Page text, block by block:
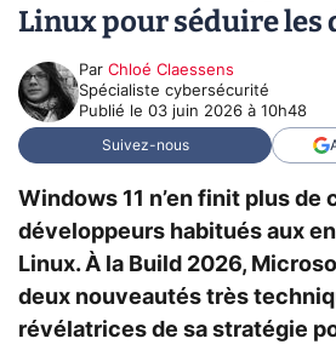
Linux pour séduire les
Par Chloé Claessens
Spécialiste cybersécurité
Publié le 03 juin 2026 à 10h48
Suivez-nous
Windows 11 n’en finit plus de
développeurs habitués aux
Linux. À la Build 2026,
deux nouveautés très
révélatrices de sa stratégie